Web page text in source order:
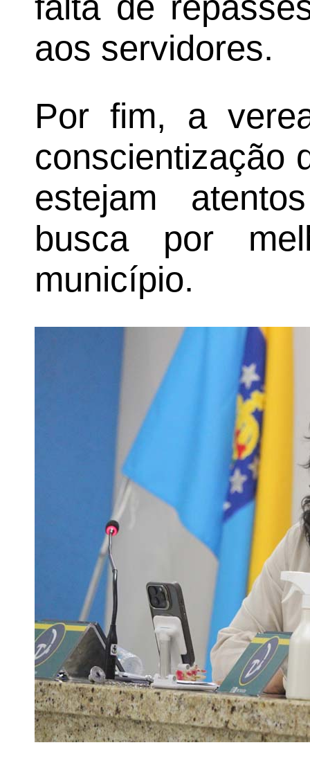
aos servidores.
Por fim, a
conscientização
estejam
busca por
município.